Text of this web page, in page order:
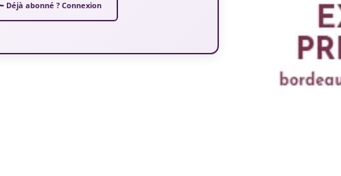
Déjà abonné ? Connexion